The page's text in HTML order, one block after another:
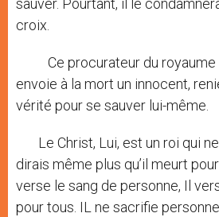
sauver. Pourtant, il le
croix.
Ce procurateur du royaume
envoie à la mort un innocent,
vérité pour se sauver lui-même.
Le Christ, Lui, est un roi qui
dirais même plus qu’il meurt
verse le sang de personne, Il
pour tous. IL ne sacrifie